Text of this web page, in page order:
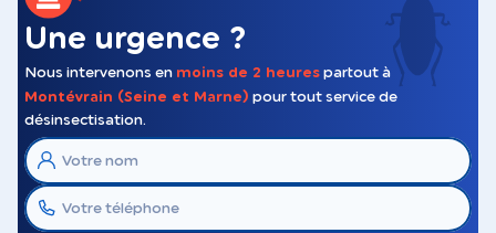
Une urgence ?
Nous intervenons en moins de 2 heures partout à
Montévrain (Seine et Marne) pour tout service de
désinsectisation.